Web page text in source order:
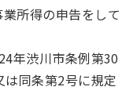
所得の申告をして
年渋川市条例第30
同条第2号に規定